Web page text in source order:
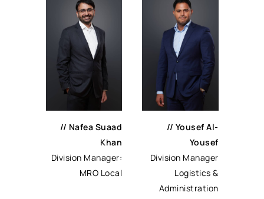
// Nafea Suaad
Khan
Division Manager:
MRO Local
// Yousef Al-
Yousef
Division Manager
Logistics &
Administration